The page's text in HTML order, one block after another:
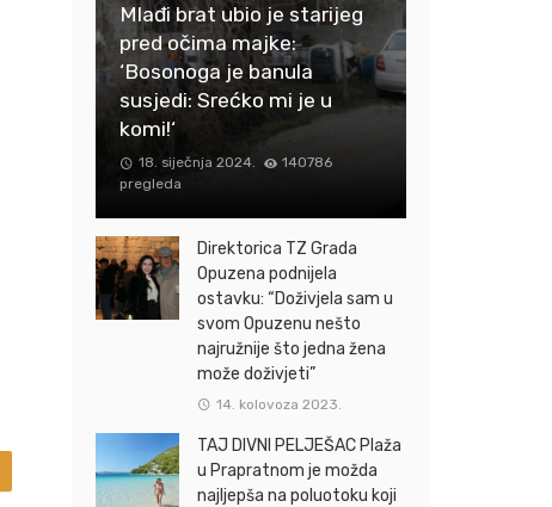
Mlađi brat ubio je starijeg
pred očima majke:
‘Bosonoga je banula
susjedi: Srećko mi je u
komi!‘
18. siječnja 2024.
140786
pregleda
Direktorica TZ Grada
Opuzena podnijela
ostavku: “Doživjela sam u
svom Opuzenu nešto
najružnije što jedna žena
može doživjeti”
14. kolovoza 2023.
TAJ DIVNI PELJEŠAC Plaža
u Prapratnom je možda
najljepša na poluotoku koji